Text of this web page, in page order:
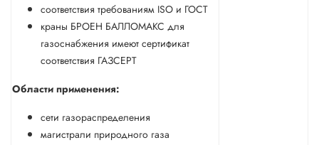
соответствия требованиям ISO и ГОСТ
краны БРОЕН БАЛЛОМАКС для
газоснабжения имеют сертификат
соответствия ГАЗСЕРТ
Области применения:
сети газораспределения
магистрали природного газа